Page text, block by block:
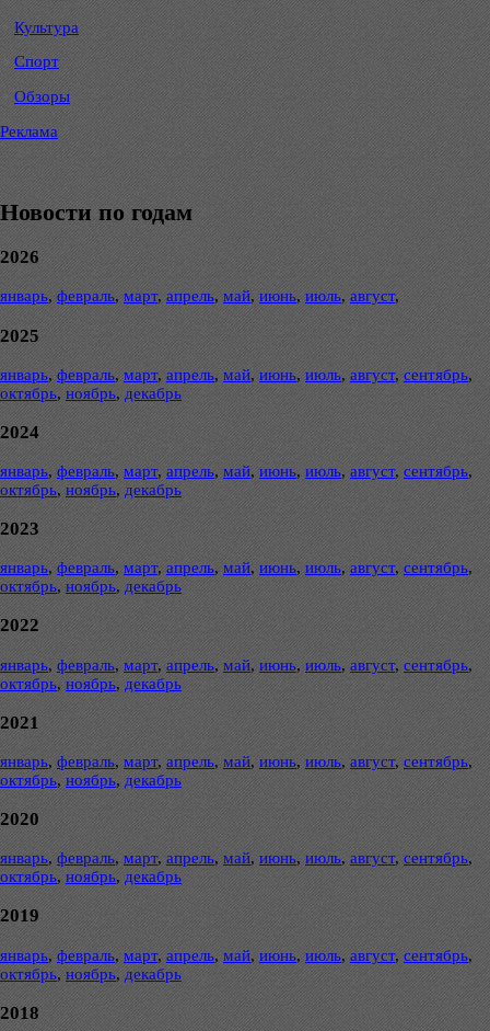
Культура
Спорт
Обзоры
Реклама
Новости по годам
2026
январь, февраль, март, апрель, май, июнь, июль, август,
2025
январь, февраль, март, апрель, май, июнь, июль, август, сентябрь,
октябрь, ноябрь, декабрь
2024
январь, февраль, март, апрель, май, июнь, июль, август, сентябрь,
октябрь, ноябрь, декабрь
2023
январь, февраль, март, апрель, май, июнь, июль, август, сентябрь,
октябрь, ноябрь, декабрь
2022
январь, февраль, март, апрель, май, июнь, июль, август, сентябрь,
октябрь, ноябрь, декабрь
2021
январь, февраль, март, апрель, май, июнь, июль, август, сентябрь,
октябрь, ноябрь, декабрь
2020
январь, февраль, март, апрель, май, июнь, июль, август, сентябрь,
октябрь, ноябрь, декабрь
2019
январь, февраль, март, апрель, май, июнь, июль, август, сентябрь,
октябрь, ноябрь, декабрь
2018